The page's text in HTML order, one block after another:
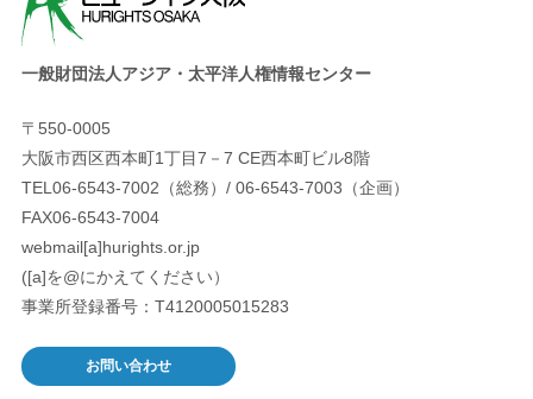
一般財団法人アジア・太平洋人権情報センター
〒550-0005
大阪市西区西本町1丁目7－7 CE西本町ビル8階
TEL06-6543-7002（総務）/ 06-6543-7003（企画）
FAX06-6543-7004
webmail[a]hurights.or.jp
([a]を@にかえてください）
事業所登録番号：T4120005015283
お問い合わせ